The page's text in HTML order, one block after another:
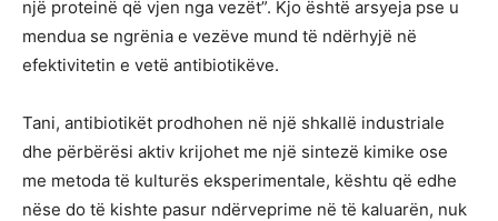
një proteinë që vjen nga vezët”. Kjo është arsyeja pse u
mendua se ngrënia e vezëve mund të ndërhyjë në
efektivitetin e vetë antibiotikëve.
Tani, antibiotikët prodhohen në një shkallë industriale
dhe përbërësi aktiv krijohet me një sintezë kimike ose
me metoda të kulturës eksperimentale, kështu që edhe
nëse do të kishte pasur ndërveprime në të kaluarën, nuk